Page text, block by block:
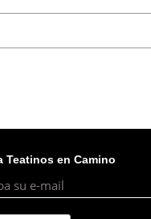
Teatinos en Camino